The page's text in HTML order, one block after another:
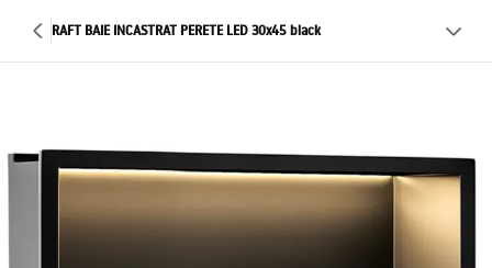
RAFT BAIE INCASTRAT PERETE LED 30x45 black